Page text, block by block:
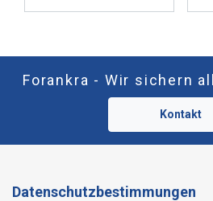
Forankra - Wir sichern
Kontakt
Datenschutzbestimmungen